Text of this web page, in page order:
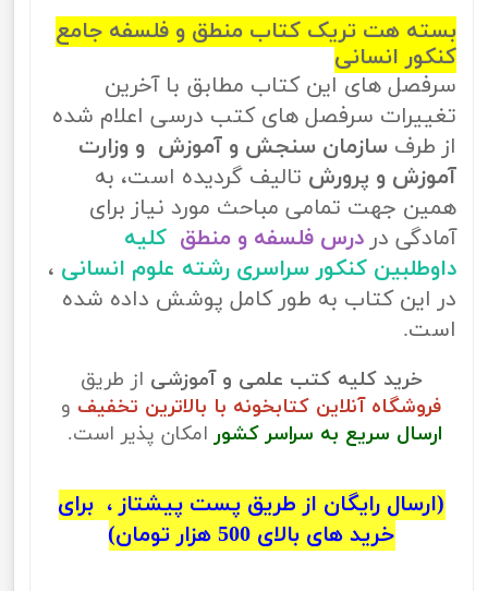
بسته هت تریک کتاب منطق و فلسفه جامع
کنکور انسانی
سرفصل های این کتاب مطابق با آخرین
تغییرات سرفصل های کتب درسی اعلام شده
از طرف سازمان سنجش و آموزش و وزارت
آموزش و پرورش تالیف گردیده است، به
همین جهت تمامی مباحث مورد نیاز برای
آمادگی در درس فلسفه و منطق کلیه
داوطلبین کنکور سراسری رشته علوم انسانی ،
در این کتاب به طور کامل پوشش داده شده
است.
خرید کلیه کتب علمی و آموزشی از طریق
فروشگاه آنلاین کتابخونه با بالاترین تخفیف و
ارسال سریع به سراسر کشور امکان پذیر است.
(ارسال رایگان از طریق پست پیشتاز ، برای
خرید های بالای 500 هزار تومان)